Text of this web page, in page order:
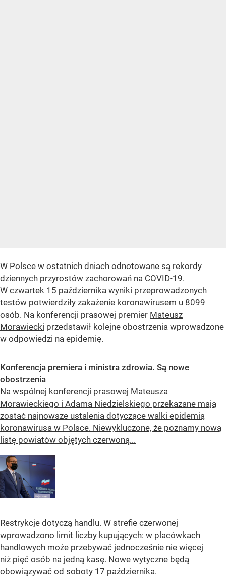
W Polsce w ostatnich dniach odnotowane są rekordy
dziennych przyrostów zachorowań na COVID-19.
W czwartek 15 października wyniki przeprowadzonych
testów potwierdziły zakażenie koronawirusem u 8099
osób. Na konferencji prasowej premier Mateusz
Morawiecki przedstawił kolejne obostrzenia wprowadzone
w odpowiedzi na epidemię.
Konferencja premiera i ministra zdrowia. Są nowe
obostrzenia
Na wspólnej konferencji prasowej Mateusza
Morawieckiego i Adama Niedzielskiego przekazane mają
zostać najnowsze ustalenia dotyczące walki epidemią
koronawirusa w Polsce. Niewykluczone, że poznamy nową
listę powiatów objętych czerwoną...
Restrykcje dotyczą handlu. W strefie czerwonej
wprowadzono limit liczby kupujących: w placówkach
handlowych może przebywać jednocześnie nie więcej
niż pięć osób na jedną kasę. Nowe wytyczne będą
obowiązywać od soboty 17 października.